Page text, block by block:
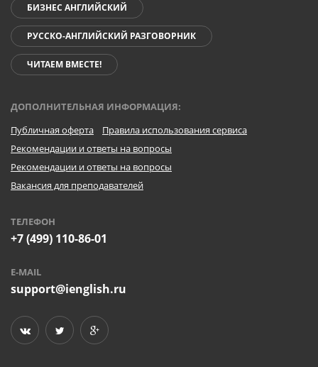
БИЗНЕС АНГЛИЙСКИЙ
РУССКО-АНГЛИЙСКИЙ РАЗГОВОРНИК
ЧИТАЕМ ВМЕСТЕ!
ДОПОЛНИТЕЛЬНАЯ ИНФОРМАЦИЯ:
Публичная оферта
Правила использования сервиса
Рекомендации и ответы на вопросы
Рекомендации и ответы на вопросы
Вакансия для преподавателей
ТЕЛЕФОН
+7 (499) 110-86-01
E-MAIL
support@ienglish.ru